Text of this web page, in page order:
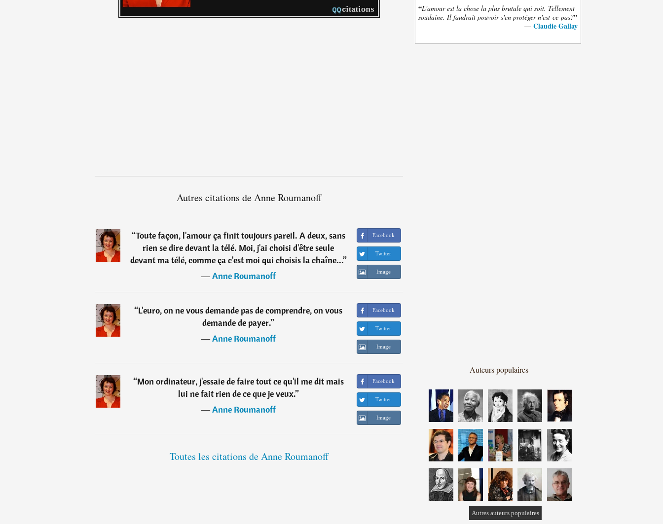
Autres citations de Anne Roumanoff
“Toute façon, l'amour ça finit toujours pareil. A deux, sans
rien se dire devant la télé. Moi, j'ai choisi d'être seule
devant ma télé, comme ça c'est moi qui choisis la chaîne...”
―Anne Roumanoff
Facebook
Twitter
Image
“L'euro, on ne vous demande pas de comprendre, on vous
demande de payer.”
―Anne Roumanoff
Facebook
Twitter
Image
“Mon ordinateur, j'essaie de faire tout ce qu'il me dit mais
lui ne fait rien de ce que je veux.”
―Anne Roumanoff
Facebook
Twitter
Image
Toutes les citations de Anne Roumanoff
“L'amour est la chose la plus brutale qui soit. Tellement
soudaine. Il faudrait pouvoir s'en protéger n'est-ce-pas?”
— Claudie Gallay
Auteurs populaires
Autres auteurs populaires